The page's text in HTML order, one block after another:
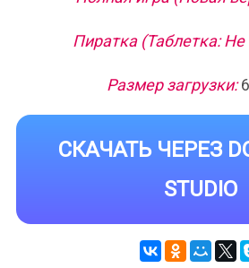
Пиратка (Таблетка: Не
Размер загрузки:
СКАЧАТЬ ЧЕРЕЗ
STUDIO